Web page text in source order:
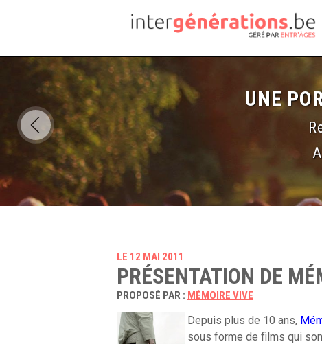
UNE
LE 12 MAI 2011
PRÉSENTATION DE
PROPOSÉ PAR : MÉMOIRE VIVE
Depuis plus de 10 ans,
sous forme de films qui